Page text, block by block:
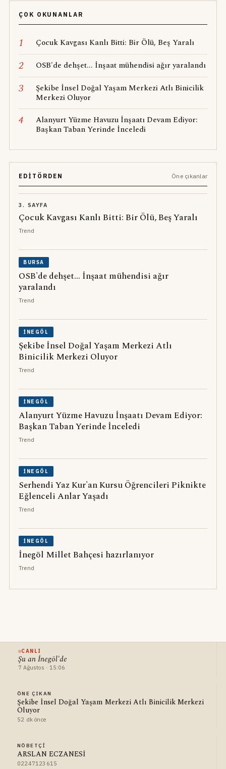
ÇOK OKUNANLAR
1 Çocuk Kavgası Kanlı Bitti: Bir Ölü, Beş Yaralı
2 OSB'de dehşet... İnşaat mühendisi ağır yaralandı
3
Şekibe İnsel Doğal Yaşam Merkezi Atlı Binicilik
Merkezi Oluyor
4
Alanyurt Yüzme Havuzu İnşaatı Devam Ediyor:
Başkan Taban Yerinde İnceledi
EDITÖRDEN Öne çıkanlar
3. SAYFA
Çocuk Kavgası Kanlı Bitti: Bir Ölü, Beş Yaralı
Trend
BURSA
OSB'de dehşet... İnşaat mühendisi ağır
yaralandı
Trend
İNEGÖL
Şekibe İnsel Doğal Yaşam Merkezi Atlı
Binicilik Merkezi Oluyor
Trend
İNEGÖL
Alanyurt Yüzme Havuzu İnşaatı Devam Ediyor:
Başkan Taban Yerinde İnceledi
Trend
İNEGÖL
Serhendi Yaz Kur'an Kursu Öğrencileri Piknikte
Eğlenceli Anlar Yaşadı
Trend
İNEGÖL
İnegöl Millet Bahçesi hazırlanıyor
Trend
CANLI
Şu an İnegöl'de
7 Ağustos · 15:06
ÖNE ÇIKAN
Şekibe İnsel Doğal Yaşam Merkezi Atlı Binicilik Merkezi
Oluyor
52 dk önce
NÖBETÇI
ARSLAN ECZANESİ
02247123615